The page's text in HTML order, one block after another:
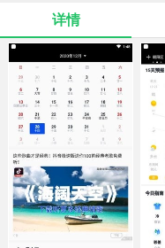
社交聊天
185款应用
新闻阅读
44款应用
系统工具
649款应用
详情